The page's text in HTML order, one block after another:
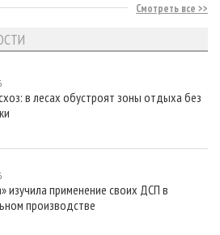
Смотреть все
в лесах обустроят зоны отдыха без
изучила применение своих ДСП в
производстве